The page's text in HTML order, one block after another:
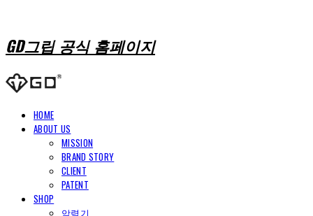
GD그립 공식 홈페이지
HOME
ABOUT US
MISSION
BRAND STORY
CLIENT
PATENT
SHOP
악력기